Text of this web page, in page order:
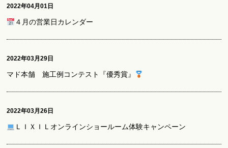
2022年04月01日
４月の営業日カレンダー
2022年03月29日
マド本舗 施工例コンテスト『優秀賞』
2022年03月26日
ＬＩＸＩＬオンラインショールーム体験キャンペーン